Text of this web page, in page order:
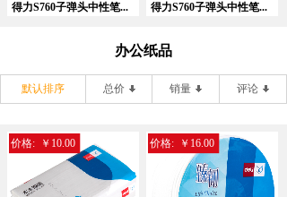
得力S760子弹头中性笔... 得力S760子弹头中性笔...
办公纸品
默认排序 总价 销量 评论
价格: ￥10.00 价格: ￥16.00